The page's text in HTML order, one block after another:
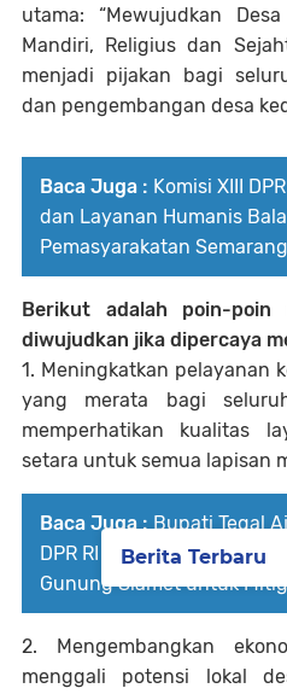
utama: “Mewujudkan
Mandiri, Religius dan
menjadi pijakan bagi
dan pengembangan desa
Baca Juga : Komisi XIII
dan Layanan Humanis
Pemasyarakatan Semarang
Berikut adalah poin-
diwujudkan jika dipercaya
1. Meningkatkan pelayanan
yang merata bagi
memperhatikan kualitas
setara untuk semua lapisan
Baca Juga : Bupati Tegal
DPR RI Integrasikan
Gunung Slamet untuk
2. Mengembangkan
menggali potensi lokal
Berita Terbaru